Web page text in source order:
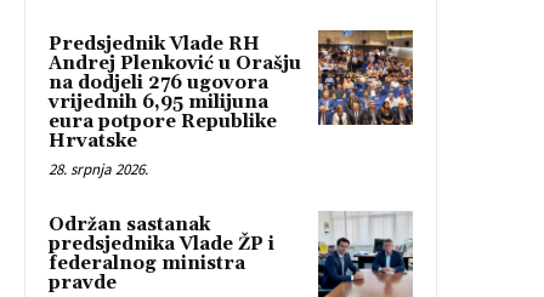
Predsjednik Vlade RH
Andrej Plenković u Orašju
na dodjeli 276 ugovora
vrijednih 6,95 milijuna
eura potpore Republike
Hrvatske
28. srpnja 2026.
Održan sastanak
predsjednika Vlade ŽP i
federalnog ministra
pravde